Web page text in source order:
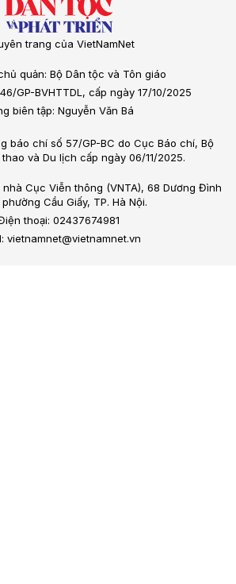
trang của VietNamNet
quản: Bộ Dân tộc và Tôn giáo
GP-BVHTTDL, cấp ngày 17/10/2025
biên tập: Nguyễn Văn Bá
báo chí số 57/GP-BC do Cục Báo chí, Bộ
và Du lịch cấp ngày 06/11/2025.
Cục Viễn thông (VNTA), 68 Dương Đình
Cầu Giấy, TP. Hà Nội.
thoại: 02437674981
vietnamnet@vietnamnet.vn